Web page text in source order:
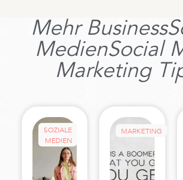
MehrBusiness
MedienSocial
Marketing
SOZIALE
MEDIEN
MARKETING